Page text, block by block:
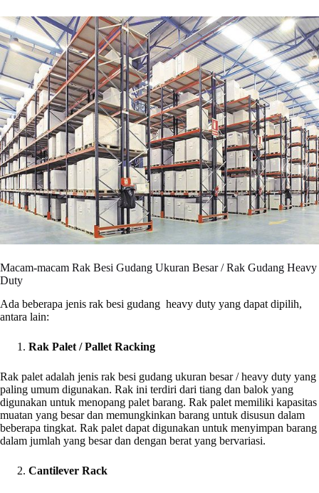
Macam-macam Rak Besi Gudang Ukuran Besar / Rak Gudang Heavy
Duty
Ada beberapa jenis rak besi gudang heavy duty yang dapat dipilih,
antara lain:
Rak Palet / Pallet Racking
Rak palet adalah jenis rak besi gudang ukuran besar / heavy duty yang
paling umum digunakan. Rak ini terdiri dari tiang dan balok yang
digunakan untuk menopang palet barang. Rak palet memiliki kapasitas
muatan yang besar dan memungkinkan barang untuk disusun dalam
beberapa tingkat. Rak palet dapat digunakan untuk menyimpan barang
dalam jumlah yang besar dan dengan berat yang bervariasi.
Cantilever Rack